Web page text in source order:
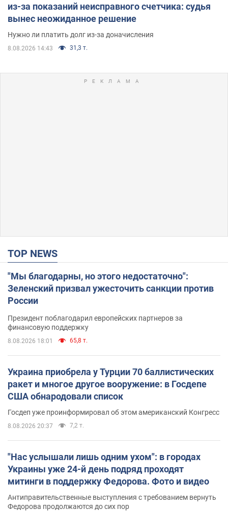
из-за показаний неисправного счетчика: судья
вынес неожиданное решение
Нужно ли платить долг из-за доначисления
8.08.2026 14:43 31,3 т.
TOP NEWS
"Мы благодарны, но этого недостаточно":
Зеленский призвал ужесточить санкции против
России
Президент поблагодарил европейских партнеров за
финансовую поддержку
8.08.2026 18:01 65,8 т.
Украина приобрела у Турции 70 баллистических
ракет и многое другое вооружение: в Госдепе
США обнародовали список
Госдеп уже проинформировал об этом американский Конгресс
8.08.2026 20:37 7,2 т.
"Нас услышали лишь одним ухом": в городах
Украины уже 24-й день подряд проходят
митинги в поддержку Федорова. Фото и видео
Антиправительственные выступления с требованием вернуть
Федорова продолжаются до сих пор